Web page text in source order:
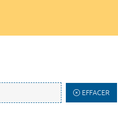
EFFACER